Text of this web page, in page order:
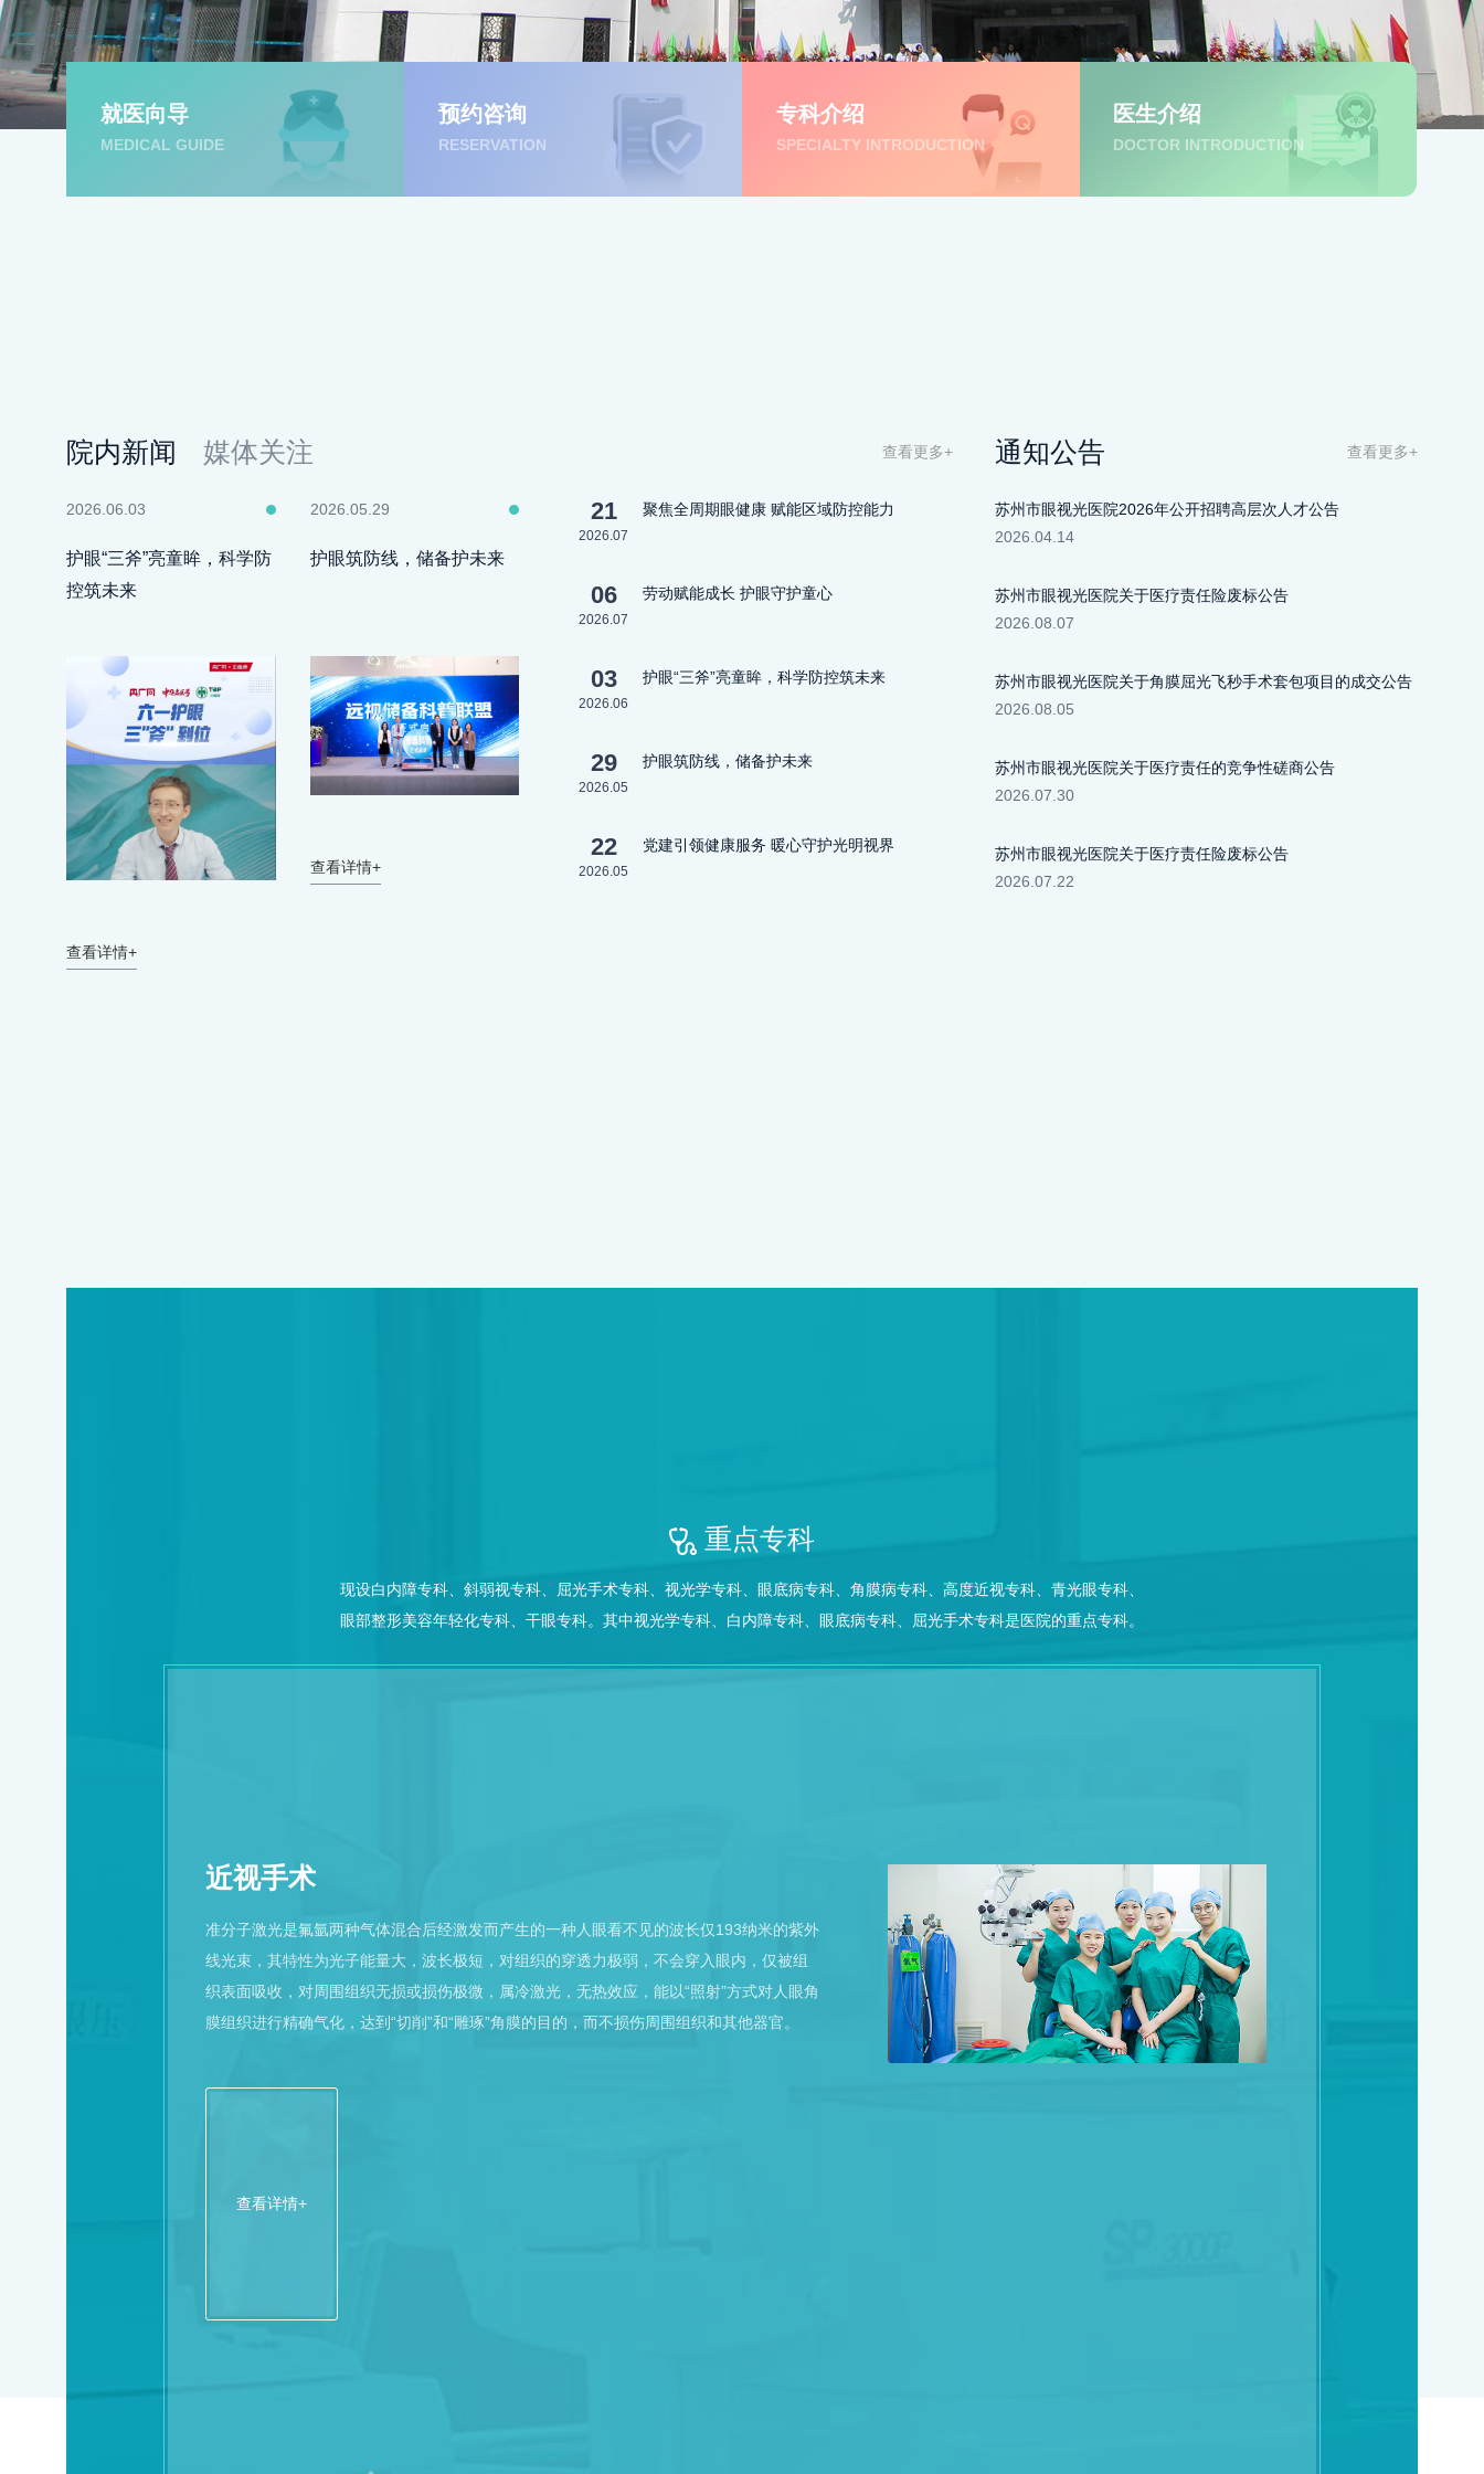
就医向导
MEDICAL GUIDE
预约咨询
RESERVATION
专科介绍
SPECIALTY INTRODUCTION
医生介绍
DOCTOR INTRODUCTION
院内新闻 媒体关注 查看更多+
2026.06.03
护眼“三斧”亮童眸，科学防
控筑未来
查看详情+
2026.05.29
护眼筑防线，储备护未来
查看详情+
21
2026.07
聚焦全周期眼健康 赋能区域防控能力
06
2026.07
劳动赋能成长 护眼守护童心
03
2026.06
护眼“三斧”亮童眸，科学防控筑未来
29
2026.05
护眼筑防线，储备护未来
22
2026.05
党建引领健康服务 暖心守护光明视界
通知公告 查看更多+
苏州市眼视光医院2026年公开招聘高层次人才公告
2026.04.14
苏州市眼视光医院关于医疗责任险废标公告
2026.08.07
苏州市眼视光医院关于角膜屈光飞秒手术套包项目的成交公告
2026.08.05
苏州市眼视光医院关于医疗责任的竞争性磋商公告
2026.07.30
苏州市眼视光医院关于医疗责任险废标公告
2026.07.22
重点专科
现设白内障专科、斜弱视专科、屈光手术专科、视光学专科、眼底病专科、角膜病专科、高度近视专科、青光眼专科、
眼部整形美容年轻化专科、干眼专科。其中视光学专科、白内障专科、眼底病专科、屈光手术专科是医院的重点专科。
近视手术
准分子激光是氟氩两种气体混合后经激发而产生的一种人眼看不见的波长仅193纳米的紫外
线光束，其特性为光子能量大，波长极短，对组织的穿透力极弱，不会穿入眼内，仅被组
织表面吸收，对周围组织无损或损伤极微，属冷激光，无热效应，能以“照射”方式对人眼角
膜组织进行精确气化，达到“切削”和“雕琢”角膜的目的，而不损伤周围组织和其他器官。
查看详情+